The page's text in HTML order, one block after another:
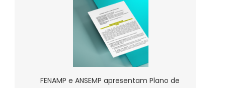
FENAMP e ANSEMP apresentam Plano de